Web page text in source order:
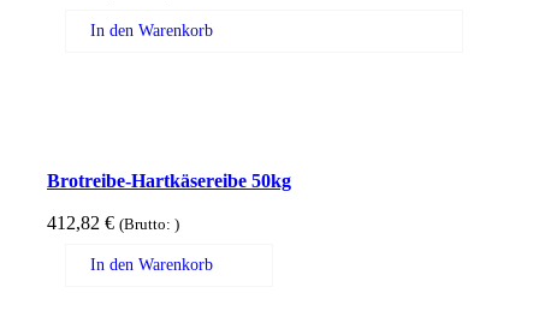
In den Warenkorb
Brotreibe-Hartkäsereibe 50kg
412,82 € (Brutto: )
In den Warenkorb